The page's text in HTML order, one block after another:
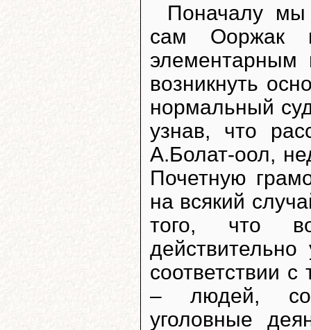
Поначалу мы
сам Ооржак
возникнуть
нормальный
узнав, что
А.Болат-оол,
Почетную
на всякий
того, что
соответствии
– людей,
уголовные